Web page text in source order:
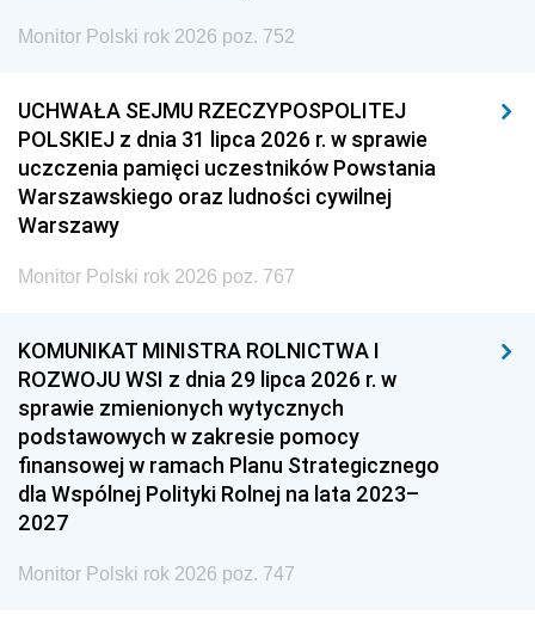
Monitor Polski rok 2026 poz. 752
UCHWAŁA SEJMU RZECZYPOSPOLITEJ
POLSKIEJ z dnia 31 lipca 2026 r. w sprawie
uczczenia pamięci uczestników Powstania
Warszawskiego oraz ludności cywilnej
Warszawy
Monitor Polski rok 2026 poz. 767
KOMUNIKAT MINISTRA ROLNICTWA I
ROZWOJU WSI z dnia 29 lipca 2026 r. w
sprawie zmienionych wytycznych
podstawowych w zakresie pomocy
finansowej w ramach Planu Strategicznego
dla Wspólnej Polityki Rolnej na lata 2023–
2027
Monitor Polski rok 2026 poz. 747